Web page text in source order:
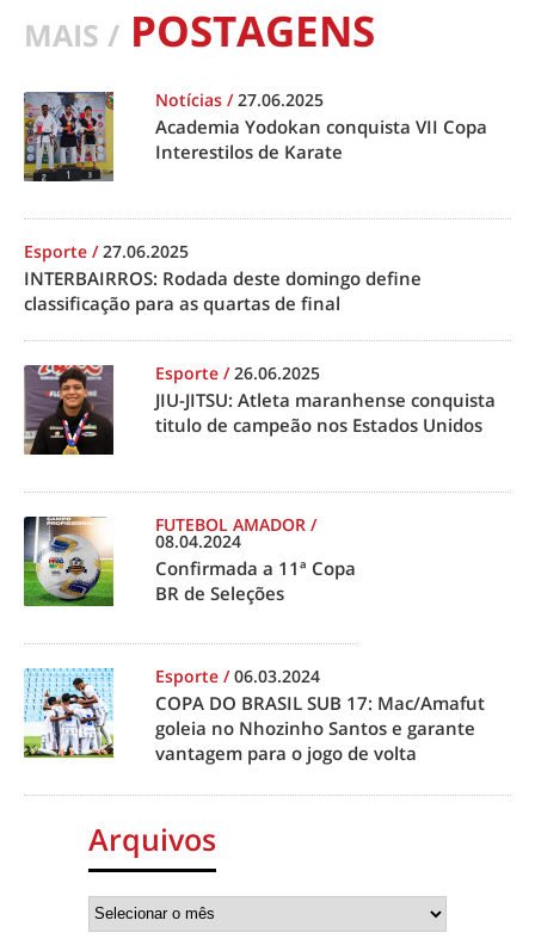
MAIS / POSTAGENS
Notícias /27.06.2025
Academia Yodokan conquista VII Copa
Interestilos de Karate
Esporte /27.06.2025
INTERBAIRROS: Rodada deste domingo define
classificação para as quartas de final
Esporte /26.06.2025
JIU-JITSU: Atleta maranhense conquista
titulo de campeão nos Estados Unidos
FUTEBOL AMADOR /
08.04.2024
Confirmada a 11ª Copa
BR de Seleções
Esporte /06.03.2024
COPA DO BRASIL SUB 17: Mac/Amafut
goleia no Nhozinho Santos e garante
vantagem para o jogo de volta
Arquivos